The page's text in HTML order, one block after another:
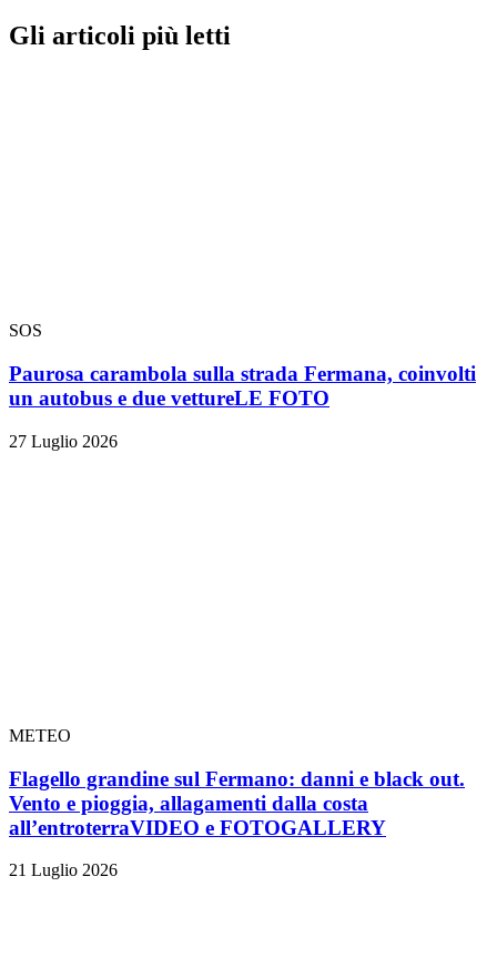
Gli articoli più letti
SOS
Paurosa carambola sulla strada Fermana, coinvolti
un autobus e due vettureLE FOTO
27 Luglio 2026
METEO
Flagello grandine sul Fermano: danni e black out.
Vento e pioggia, allagamenti dalla costa
all’entroterraVIDEO e FOTOGALLERY
21 Luglio 2026